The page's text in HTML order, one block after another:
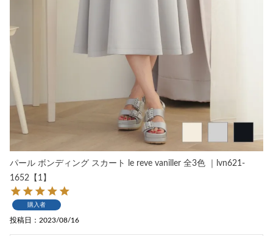
パール ボンディング スカート le reve vaniller 全3色 ｜lvn621-
1652【1】
購入者
投稿日 2023/08/16